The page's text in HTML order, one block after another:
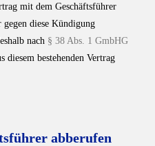
mit dem Geschäftsführer
diese Kündigung
nach § 38 Abs. 1 GmbHG
diesem bestehenden Vertrag
abberufen